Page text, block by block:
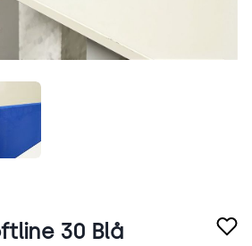
DZSLaa0EMN_r.jpeg
30 Blå